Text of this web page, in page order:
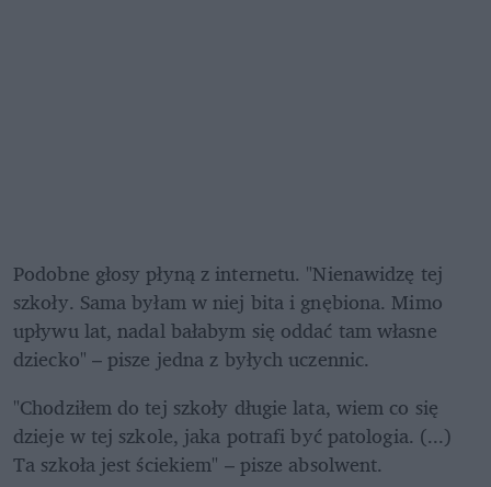
Podobne głosy płyną z internetu. "Nienawidzę tej
szkoły. Sama byłam w niej bita i gnębiona. Mimo
upływu lat, nadal bałabym się oddać tam własne
dziecko" – pisze jedna z byłych uczennic.
"Chodziłem do tej szkoły długie lata, wiem co się
dzieje w tej szkole, jaka potrafi być patologia. (...)
Ta szkoła jest ściekiem" – pisze absolwent.